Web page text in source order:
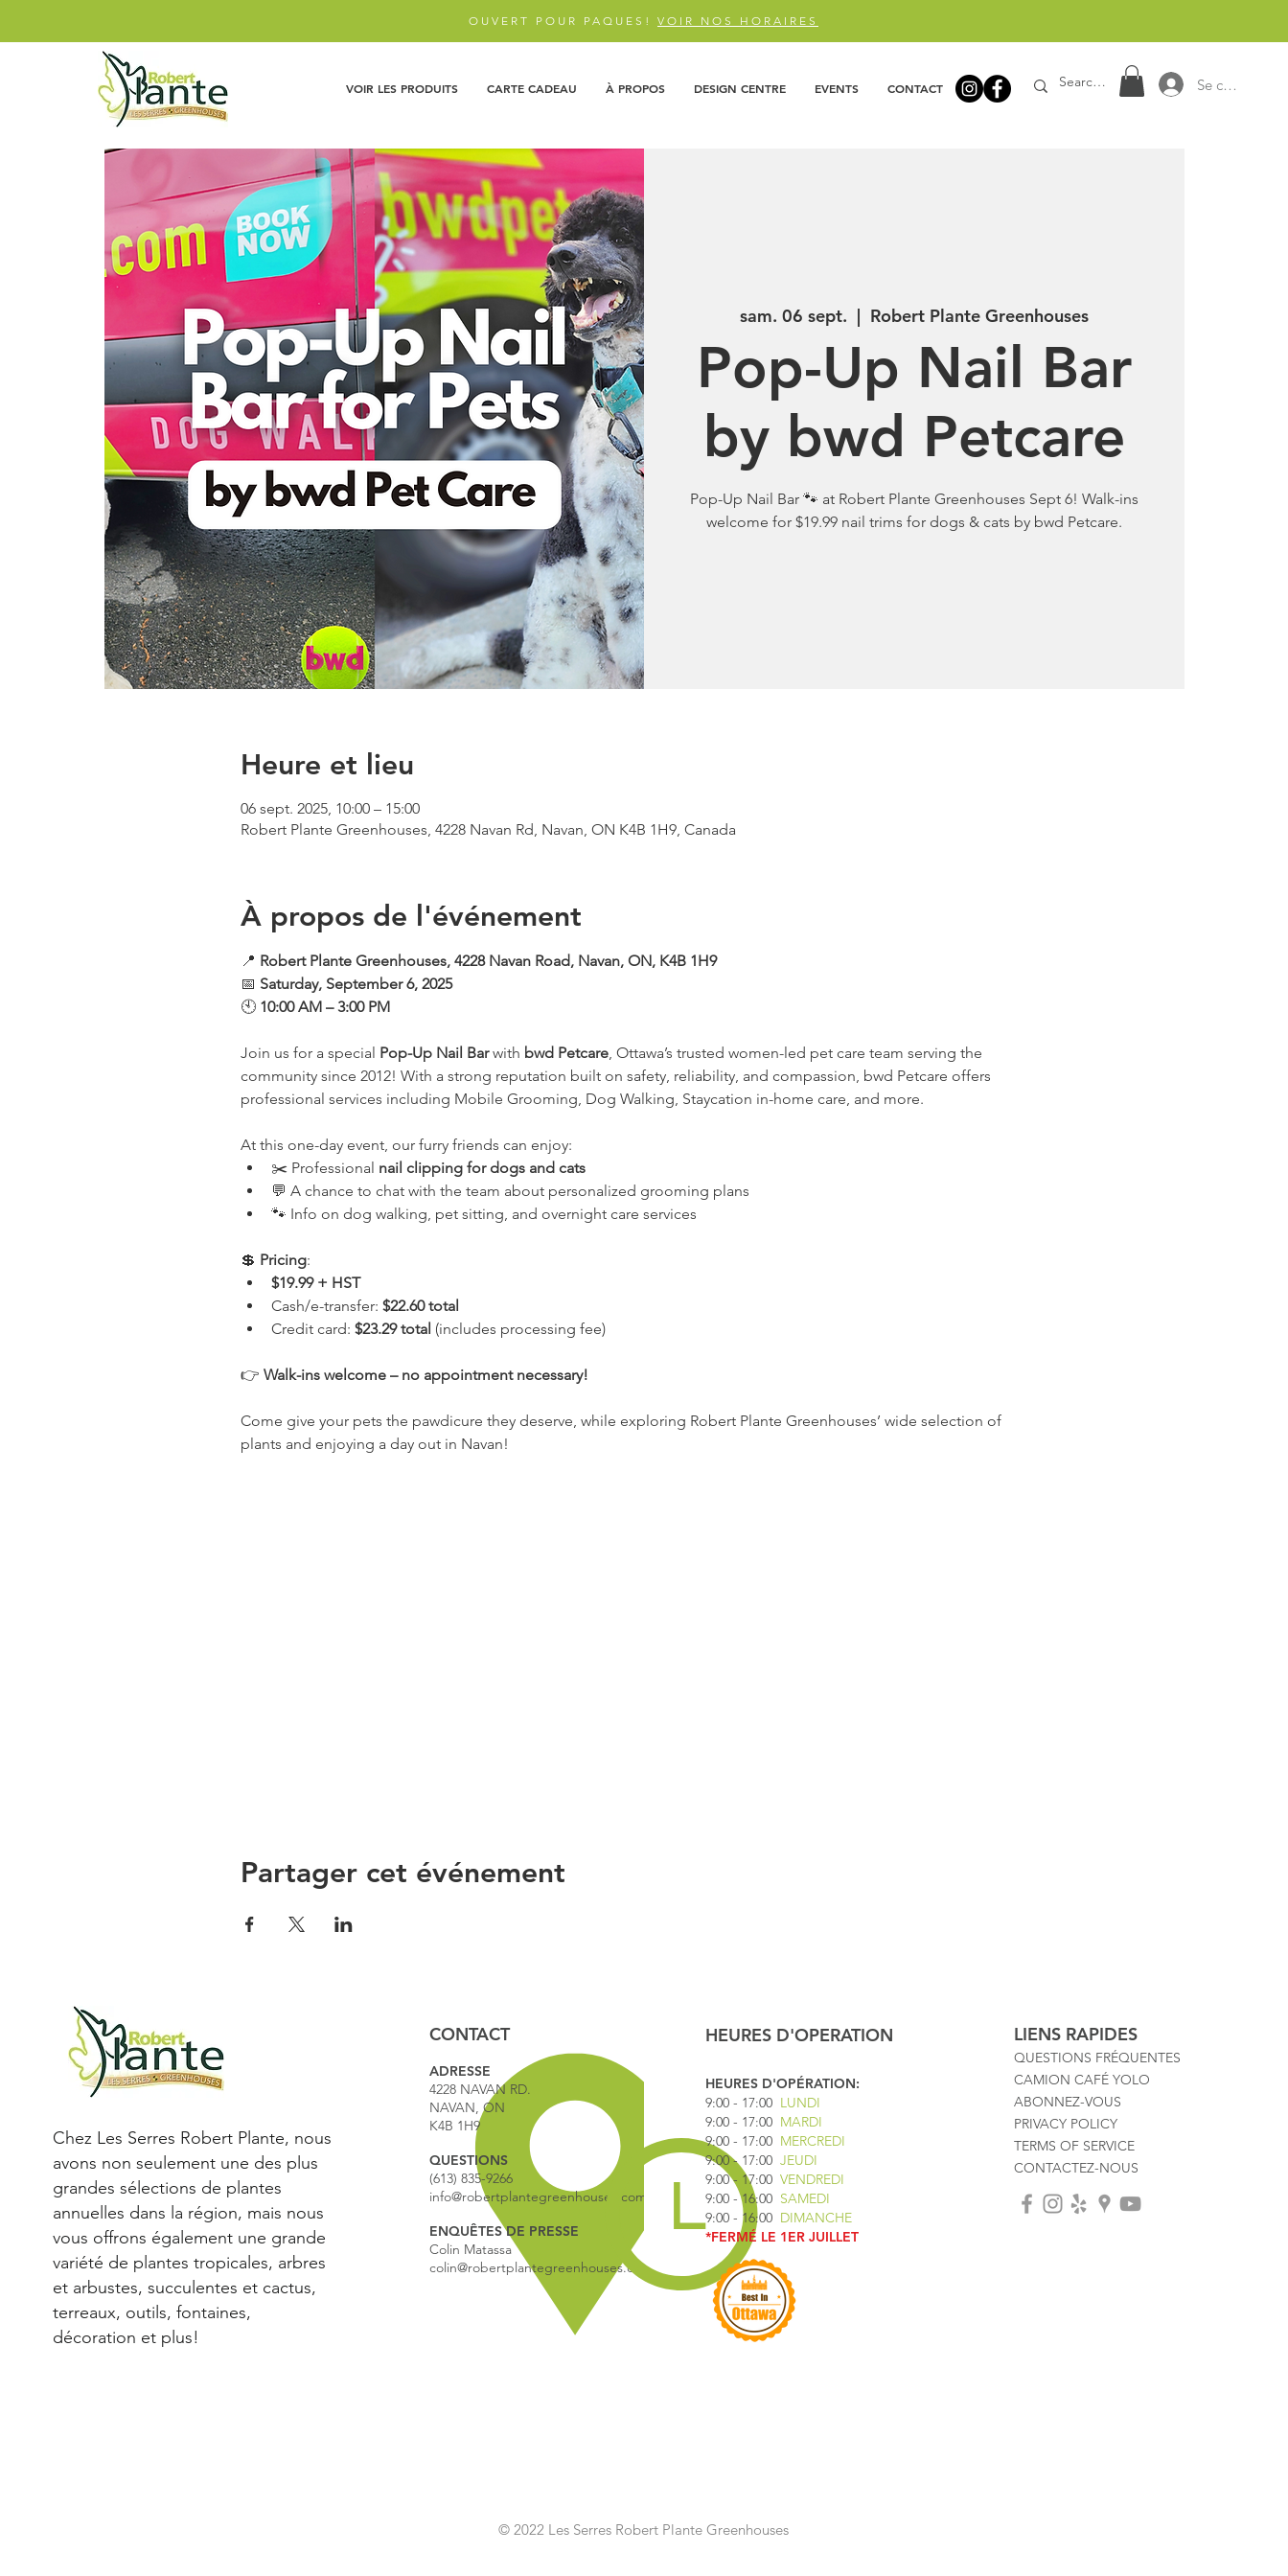
OUVERT POUR PAQUES! VOIR NOS HORAIRES
VOIR LES PRODUITS CARTE CADEAU À PROPOS DESIGN CENTRE EVENTS CONTACT Se connecter
sam. 06 sept.
  |
Robert Plante Greenhouses
Pop-Up Nail Bar
by bwd Petcare
Pop-Up Nail Bar 🐾 at Robert Plante Greenhouses Sept 6! Walk-ins
welcome for $19.99 nail trims for dogs & cats by bwd Petcare.
Heure et lieu
06 sept. 2025, 10:00 – 15:00
Robert Plante Greenhouses, 4228 Navan Rd, Navan, ON K4B 1H9, Canada
À propos de l'événement
📍 Robert Plante Greenhouses, 4228 Navan Road, Navan, ON, K4B 1H9
📅 Saturday, September 6, 2025
🕙 10:00 AM – 3:00 PM
Join us for a special Pop-Up Nail Bar with bwd Petcare, Ottawa’s trusted women-led pet care team serving the
community since 2012! With a strong reputation built on safety, reliability, and compassion, bwd Petcare offers
professional services including Mobile Grooming, Dog Walking, Staycation in-home care, and more.
At this one-day event, our furry friends can enjoy:
✂️ Professional nail clipping for dogs and cats
💬 A chance to chat with the team about personalized grooming plans
🐾 Info on dog walking, pet sitting, and overnight care services
💲 Pricing:
$19.99 + HST
Cash/e-transfer: $22.60 total
Credit card: $23.29 total (includes processing fee)
👉 Walk-ins welcome – no appointment necessary!
Come give your pets the pawdicure they deserve, while exploring Robert Plante Greenhouses’ wide selection of
plants and enjoying a day out in Navan!
Partager cet événement
Chez Les Serres Robert Plante, nous
avons non seulement une des plus
grandes sélections de plantes
annuelles dans la région, mais nous
vous offrons également une grande
variété de plantes tropicales, arbres
et arbustes, succulentes et cactus,
terreaux, outils, fontaines,
décoration et plus!
CONTACT
ADRESSE
4228 NAVAN RD.
NAVAN, ON
K4B 1H9
QUESTIONS
(613) 835-9266
info@robertplantegreenhouses.com
ENQUÊTES DE PRESSE
Colin Matassa
colin@robertplantegreenhouses.com
HEURES D'OPERATION
HEURES D'OPÉRATION:
9:00 - 17:00 LUNDI
9:00 - 17:00 MARDI
9:00 - 17:00 MERCREDI
9:00 - 17:00 JEUDI
9:00 - 17:00 VENDREDI
9:00 - 16:00 SAMEDI
9:00 - 16:00 DIMANCHE
*FERMÉ LE 1ER JUILLET
LIENS RAPIDES
QUESTIONS FRÉQUENTES
CAMION CAFÉ YOLO
ABONNEZ-VOUS
PRIVACY POLICY
TERMS OF SERVICE
CONTACTEZ-NOUS
© 2022 Les Serres Robert Plante Greenhouses